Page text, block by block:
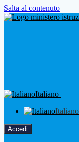
Salta al contenuto
Italiano
Italiano
Accedi